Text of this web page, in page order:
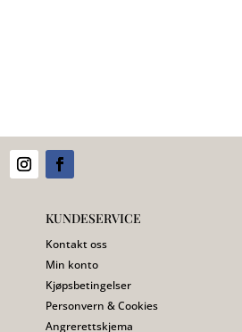
KUNDESERVICE
Kontakt oss
Min konto
Kjøpsbetingelser
Personvern & Cookies
Angrerettskjema